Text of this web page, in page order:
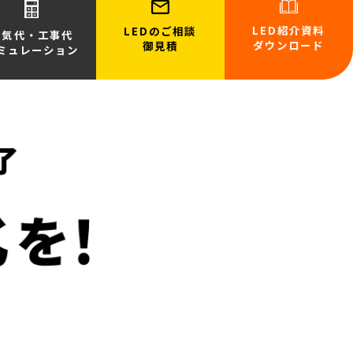
代・工事代
ュレーション
LEDのご相談
御見積
LED紹介資料
ダウンロード